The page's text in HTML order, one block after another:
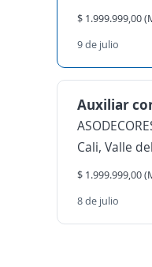
$ 1.999.999,00
9 de julio
Auxiliar
Cali, Valle
$ 1.999.999,00
8 de julio